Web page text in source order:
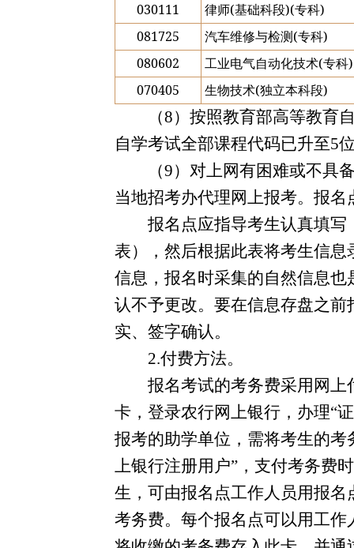
030111
律师(基础科段)(专科)
081725
汽车维修与检测 (专科)
080602
工业电气自动化技术(专科)
070405
生物技术(独立本科段)
（8）按照教育部高等教育
自学考试全部课程代码已升至5
（9）对上网有困难或不具
当地招考办代理网上报考。报
报名点应指导考生认真填
表），然后根据此表将考生信
信息，报名时采集的自然信息
认不予更改。要在信息存盘之前
实、签字确认。
2.付费方法。
报名考试的考务费采用网
卡，登录农行网上银行，办理“
报考的助学单位，需将考生的
上银行注册用户”，支付考务费
生，可由报名点工作人员用报
考务费。每个报名点可以用工